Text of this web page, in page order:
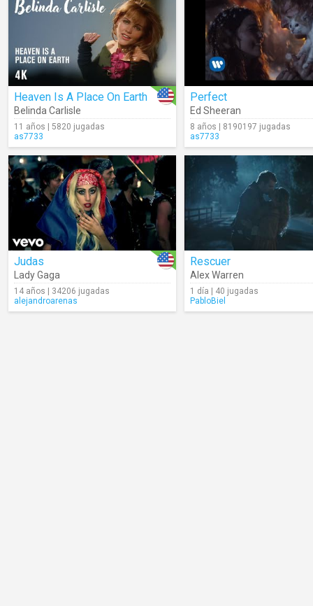
Heaven Is A Place On Earth
Belinda Carlisle
11 años | 5820 jugadas
as7733
Perfect
Ed Sheeran
8 años | 8190197 jugadas
as7733
Judas
Lady Gaga
14 años | 34206 jugadas
alejandroarenas
Rescuer
Alex Warren
1 día | 40 jugadas
PabloBiel